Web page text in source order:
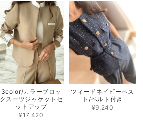
3color/カラーブロッ
クスーツジャケットセ
ットアップ
¥17,420
ツィードネイビーベス
ト/ベルト付き
¥9,240